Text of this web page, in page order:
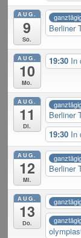
AUG.
9
So.
Berliner
AUG.
10
Mo.
19:30 In
AUG.
11
Di.
Berliner
19:30 In
AUG.
12
Mi.
Berliner
AUG.
13
Do.